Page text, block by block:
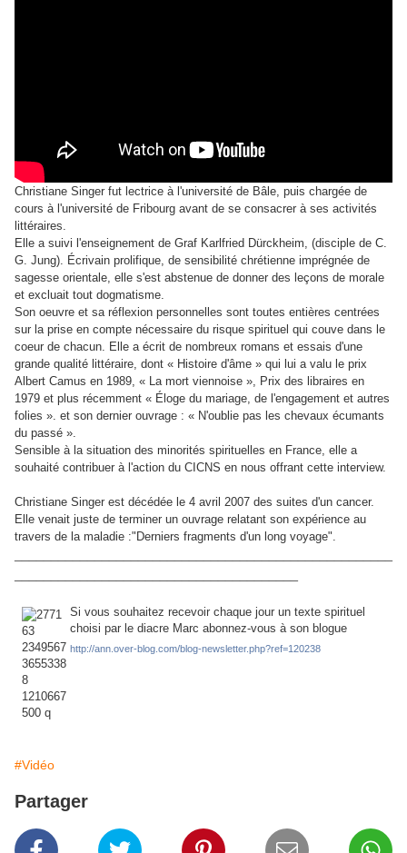
Christiane Singer fut lectrice à l'université de Bâle, puis chargée de
cours à l'université de Fribourg avant de se consacrer à ses activités
littéraires.
Elle a suivi l'enseignement de Graf Karlfried Dürckheim, (disciple de C.
G. Jung). Écrivain prolifique, de sensibilité chrétienne imprégnée de
sagesse orientale, elle s'est abstenue de donner des leçons de morale
et excluait tout dogmatisme.
Son oeuvre et sa réflexion personnelles sont toutes entières centrées
sur la prise en compte nécessaire du risque spirituel qui couve dans le
coeur de chacun. Elle a écrit de nombreux romans et essais d'une
grande qualité littéraire, dont « Histoire d'âme » qui lui a valu le prix
Albert Camus en 1989, « La mort viennoise », Prix des libraires en
1979 et plus récemment « Éloge du mariage, de l'engagement et autres
folies ». et son dernier ouvrage : « N'oublie pas les chevaux écumants
du passé ».
Sensible à la situation des minorités spirituelles en France, elle a
souhaité contribuer à l'action du CICNS en nous offrant cette interview.
Christiane Singer est décédée le 4 avril 2007 des suites d'un cancer.
Elle venait juste de terminer un ouvrage relatant son expérience au
travers de la maladie :"Derniers fragments d'un long voyage".
Si vous souhaitez recevoir chaque jour un texte spirituel
choisi par le diacre Marc abonnez-vous à son blogue
http://ann.over-blog.com/blog-newsletter.php?ref=120238
#Vidéo
Partager